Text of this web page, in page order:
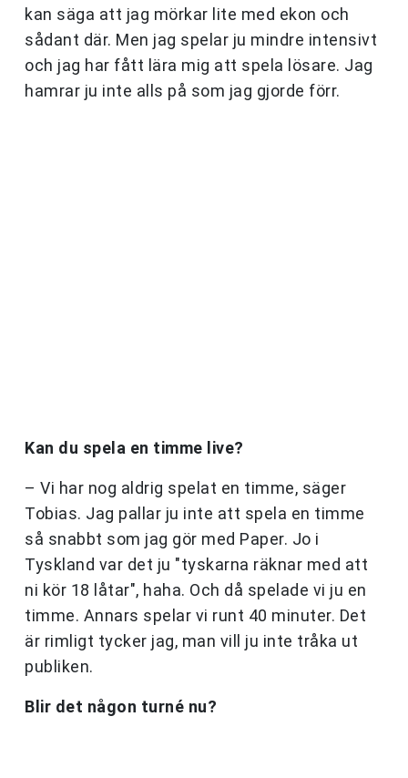
kan säga att jag mörkar lite med ekon och
sådant där. Men jag spelar ju mindre intensivt
och jag har fått lära mig att spela lösare. Jag
hamrar ju inte alls på som jag gjorde förr.
Kan du spela en timme live?
– Vi har nog aldrig spelat en timme, säger
Tobias. Jag pallar ju inte att spela en timme
så snabbt som jag gör med Paper. Jo i
Tyskland var det ju "tyskarna räknar med att
ni kör 18 låtar", haha. Och då spelade vi ju en
timme. Annars spelar vi runt 40 minuter. Det
är rimligt tycker jag, man vill ju inte tråka ut
publiken.
Blir det någon turné nu?